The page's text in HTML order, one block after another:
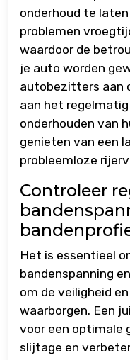
onderhoud te
problemen
waardoor de
je auto worden
autobezitters aan
aan het
onderhouden van
genieten van een
probleemloze
Controleer
Het is essentieel
bandenspanning
om de veiligheid
waarborgen. Een
voor een optimale
slijtage en